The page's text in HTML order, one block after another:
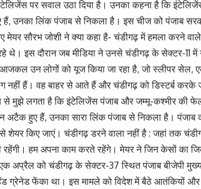
पर सवाल उठा दिया है। उनका कहना है कि
उनका लिंक पंजाब से निकला है। इस चीज को पंजाब
मेयर सौरभ जोशी ने क्या कहा है- चंडीगढ़ में हमला करने
थे। इस दौरान जब मीडिया ने उनसे चंडीगढ़ के सेक्टर-11 में
उन लोगों को यूज किया जा रहा है, जो स्लीपर
नहीं हैं। वह बाहर से आते हैं और चंडीगढ़ को डिस्टर्ब
से मुझे लगता है कि इंटेलिजेंस पंजाब और जम्मू-कश्मीर
अटैक हुए हैं, उनका सारा लिंक पंजाब से निकला है।
शेयर किए जाएं। चंडीगढ़ डरने वाला नहीं है : जहां तक
रहेंगी। हम अपना काम करते रहेंगे। मेयर ने जिन केसों का
अप्रैल को चंडीगढ़ के सेक्टर-37 स्थित पंजाब बीजेपी
ग्रेनेड फेंका था। इस मामले को विदेश में बैठे आतंकियों